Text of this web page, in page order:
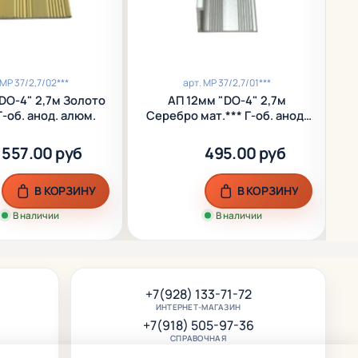
МР 37/2,7/02***
4" 2,7м Золото
об. анод. алюм.
557.00 руб
В наличии
В КОРЗИНУ
арт.МР 37/2,7/01***
АП 12мм "DO-4" 2,7м
Серебро мат.*** Г-об. анод.
495.00 руб
В наличии
В КОРЗИНУ
+7(928) 133-71-72
ИНТЕРНЕТ-МАГАЗИН
+7(918) 505-97-36
СПРАВОЧНАЯ